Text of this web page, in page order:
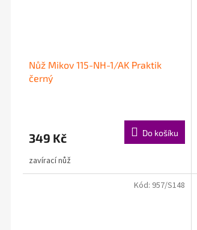
Nůž Mikov 115-NH-1/AK Praktik
černý
349 Kč Do košíku
zavírací nůž
Kód: 957/S148